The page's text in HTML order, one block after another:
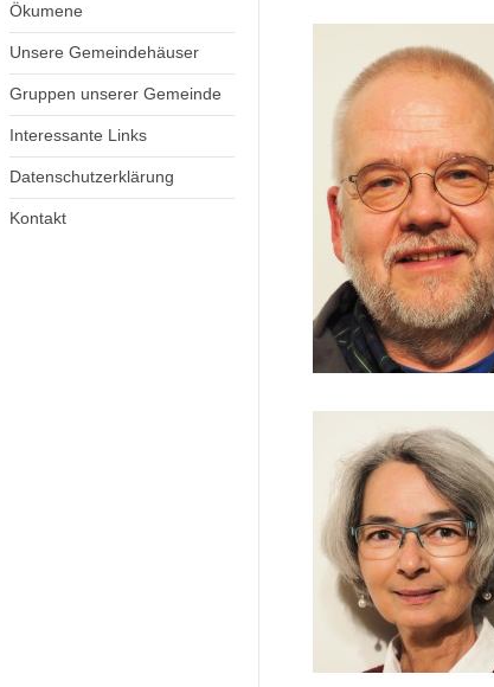
Ökumene
Unsere Gemeindehäuser
Gruppen unserer Gemeinde
Interessante Links
Datenschutzerklärung
Kontakt